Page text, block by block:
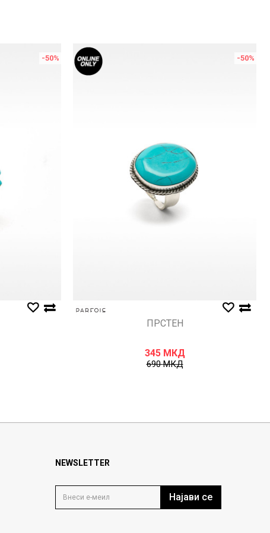
-50% -50%
ПРСТЕН
345 МКД
690МКД
NEWSLETTER
Најави се